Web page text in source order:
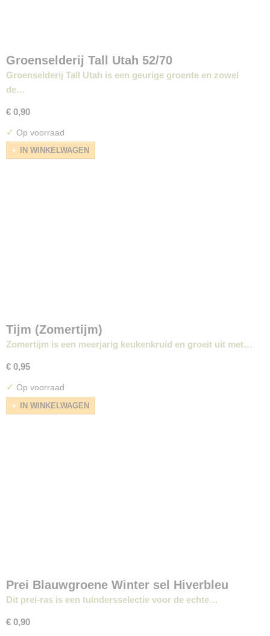
Groenselderij Tall Utah 52/70
Groenselderij Tall Utah is een geurige groente en zowel
de…
€ 0,90
✓ Op voorraad
IN WINKELWAGEN
Tijm (Zomertijm)
Zomertijm is een meerjarig keukenkruid en groeit uit met…
€ 0,95
✓ Op voorraad
IN WINKELWAGEN
Prei Blauwgroene Winter sel Hiverbleu
Dit prei-ras is een tuindersselectie voor de echte…
€ 0,90